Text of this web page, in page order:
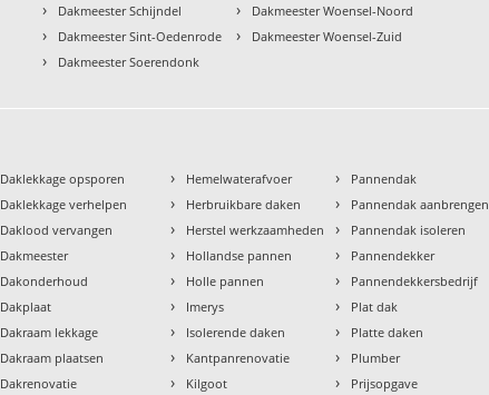
› Dakmeester Schijndel
› Dakmeester Sint-Oedenrode
› Dakmeester Soerendonk
› Dakmeester Woensel-Noord
› Dakmeester Woensel-Zuid
Daklekkage opsporen
Daklekkage verhelpen
Daklood vervangen
Dakmeester
Dakonderhoud
Dakplaat
Dakraam lekkage
Dakraam plaatsen
Dakrenovatie
› Hemelwaterafvoer
› Herbruikbare daken
› Herstel werkzaamheden
› Hollandse pannen
› Holle pannen
› Imerys
› Isolerende daken
› Kantpanrenovatie
› Kilgoot
› Pannendak
› Pannendak aanbrengen
› Pannendak isoleren
› Pannendekker
› Pannendekkersbedrijf
› Plat dak
› Platte daken
› Plumber
› Prijsopgave